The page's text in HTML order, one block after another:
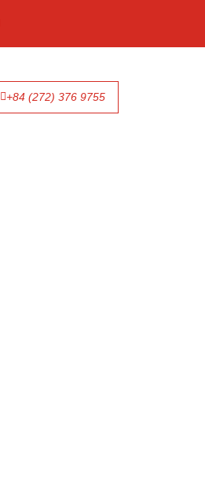
+84 (272) 376 9755